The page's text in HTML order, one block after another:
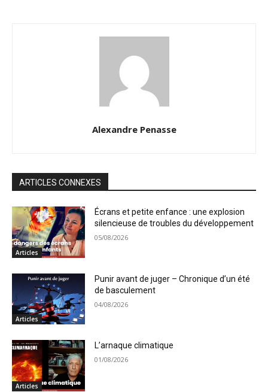
Alexandre Penasse
ARTICLES CONNEXES
Articles
Écrans et petite enfance : une explosion
silencieuse de troubles du développement
05/08/2026
Articles
Punir avant de juger – Chronique d’un été
de basculement
04/08/2026
Articles
L’arnaque climatique
01/08/2026